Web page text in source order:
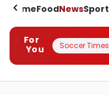
HomeFoodNewsSport
For
You
Soccer Times